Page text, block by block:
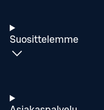
Suosittelemme